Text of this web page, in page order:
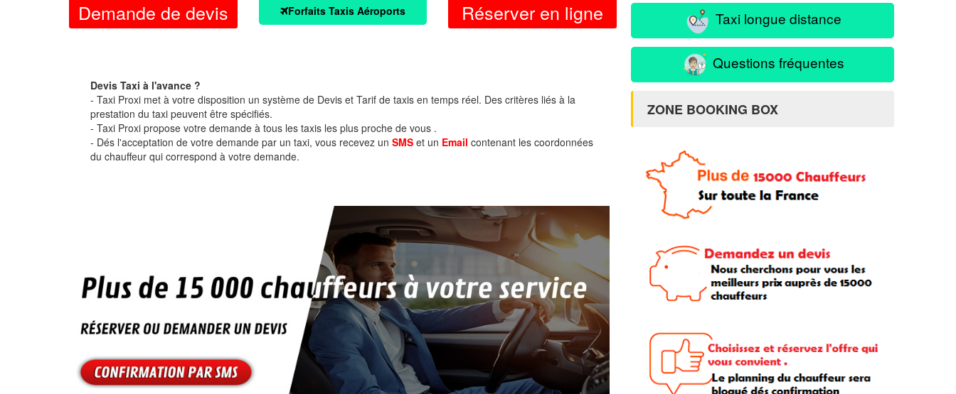
Demande de devis Forfaits Taxis Aéroports Réserver en ligne
Devis Taxi à l'avance ?
- Taxi Proxi met à votre disposition un système de Devis et Tarif de taxis en temps réel. Des critères liés à la
prestation du taxi peuvent être spécifiés.
- Taxi Proxi propose votre demande à tous les taxis les plus proche de vous .
- Dés l'acceptation de votre demande par un taxi, vous recevez un SMS et un Email contenant les coordonnées
du chauffeur qui correspond à votre demande.
Taxi longue distance
Questions fréquentes
ZONE BOOKING BOX